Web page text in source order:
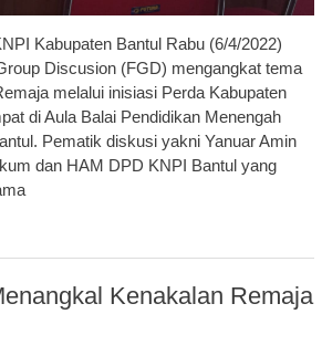
Kabupaten Bantul Rabu (6/4/2022)
Discusion (FGD) mengangkat tema
melalui inisiasi Perda Kabupaten
di Aula Balai Pendidikan Menengah
Pematik diskusi yakni Yanuar Amin
dan HAM DPD KNPI Bantul yang
Kenakalan Remaja